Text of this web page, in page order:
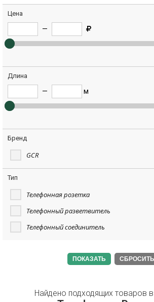
Цена
—
Длина
— м
Бренд
GCR
Тип
Телефонная розетка
Телефонный разветвитель
Телефонный соединитель
СБРОСИТЬ
Найдено подходящих товаров в